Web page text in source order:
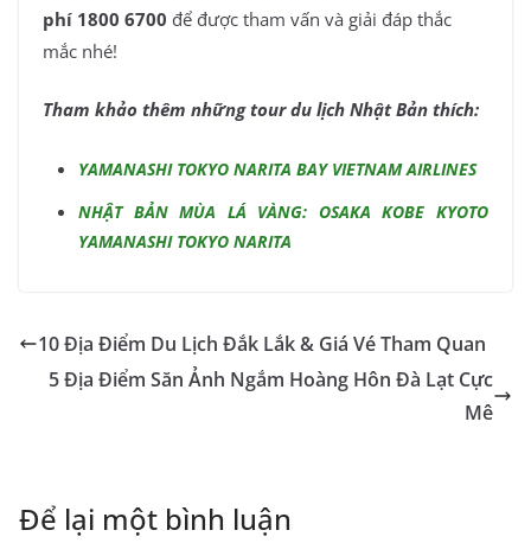
phí 1800 6700 để được tham vấn và giải đáp thắc
mắc nhé!
Tham khảo thêm những tour du lịch Nhật Bản thích:
YAMANASHI TOKYO NARITA BAY VIETNAM AIRLINES
NHẬT BẢN MÙA LÁ VÀNG: OSAKA KOBE KYOTO
YAMANASHI TOKYO NARITA
10 Địa Điểm Du Lịch Đắk Lắk & Giá Vé Tham Quan
5 Địa Điểm Săn Ảnh Ngắm Hoàng Hôn Đà Lạt Cực
Mê
Để lại một bình luận